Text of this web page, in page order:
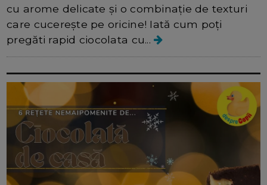
cu arome delicate și o combinație de texturi
care cucerește pe oricine! Iată cum poți
pregăti rapid ciocolata cu...